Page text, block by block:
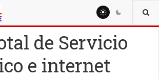
de Servicio
e internet